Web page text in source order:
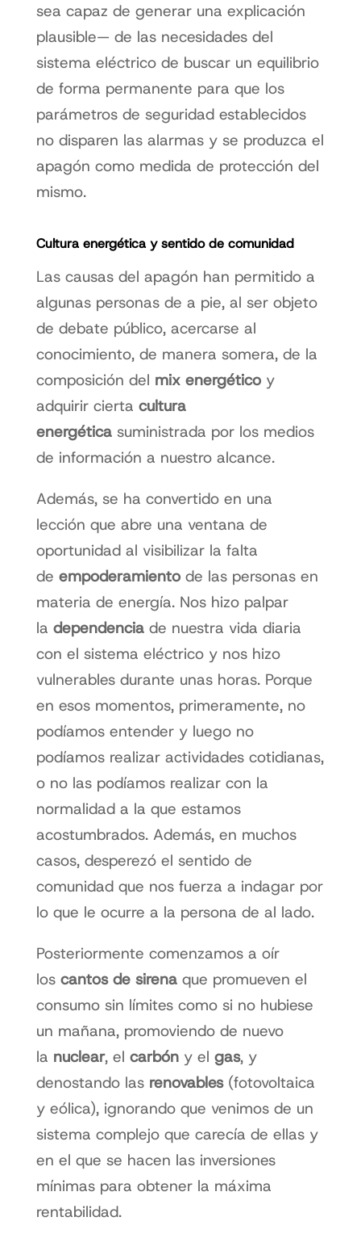
sea capaz de generar una explicación
plausible— de las necesidades del
sistema eléctrico de buscar un equilibrio
de forma permanente para que los
parámetros de seguridad establecidos
no disparen las alarmas y se produzca el
apagón como medida de protección del
mismo.
Cultura energética y sentido de comunidad
Las causas del apagón han permitido a
algunas personas de a pie, al ser objeto
de debate público, acercarse al
conocimiento, de manera somera, de la
composición del mix energéticoy
adquirir cierta cultura
energéticasuministrada por los medios
de información a nuestro alcance.
Además, se ha convertido en una
lección que abre una ventana de
oportunidad al visibilizar la falta
de empoderamientode las personas en
materia de energía. Nos hizo palpar
la dependenciade nuestra vida diaria
con el sistema eléctrico y nos hizo
vulnerables durante unas horas. Porque
en esos momentos, primeramente, no
podíamos entender y luego no
podíamos realizar actividades cotidianas,
o no las podíamos realizar con la
normalidad a la que estamos
acostumbrados. Además, en muchos
casos, desperezó el sentido de
comunidad que nos fuerza a indagar por
lo que le ocurre a la persona de al lado.
Posteriormente comenzamos a oír
los cantos de sirenaque promueven el
consumo sin límites como si no hubiese
un mañana, promoviendo de nuevo
la nuclear, el carbóny el gas, y
denostando las renovables(fotovoltaica
y eólica), ignorando que venimos de un
sistema complejo que carecía de ellas y
en el que se hacen las inversiones
mínimas para obtener la máxima
rentabilidad.